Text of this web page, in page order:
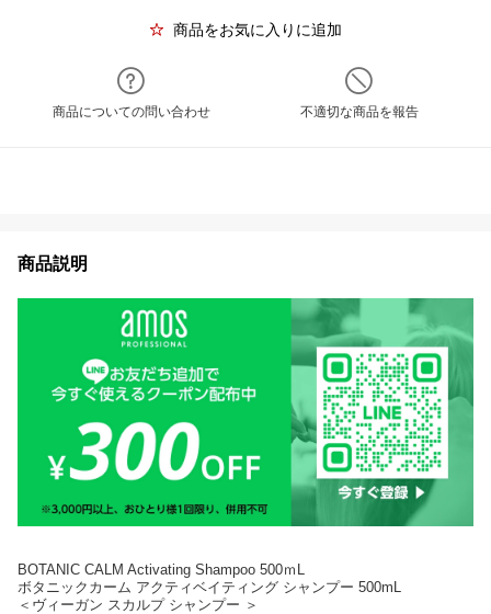
商品をお気に入りに追加
商品についての問い合わせ 不適切な商品を報告
商品説明
BOTANIC CALM Activating Shampoo 500ｍL
ボタニックカーム アクティベイティング シャンプー 500mL
＜ヴィーガン スカルプ シャンプー ＞